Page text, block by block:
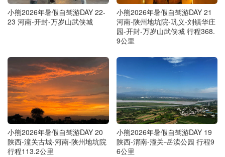
小熊2026年暑假自驾游DAY 22-
23 河南-开封-万岁山武侠城
小熊2026年暑假自驾游DAY 21
河南-陕州地坑院-巩义-刘镇华庄
园-开封-万岁山武侠城 行程368.
9公里
小熊2026年暑假自驾游DAY 20
陕西-潼关古城-河南-陕州地坑院
行程113.2公里
小熊2026年暑假自驾游DAY 19
陕西-渭南-潼关-岳渎公园 行程9
6公里